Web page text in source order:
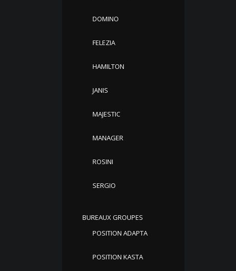
DOMINO
FELEZIA
HAMILTON
JANIS
MAJESTIC
MANAGER
ROSINI
SERGIO
BUREAUX GROUPES
POSITION ADAPTA
POSITION KASTA